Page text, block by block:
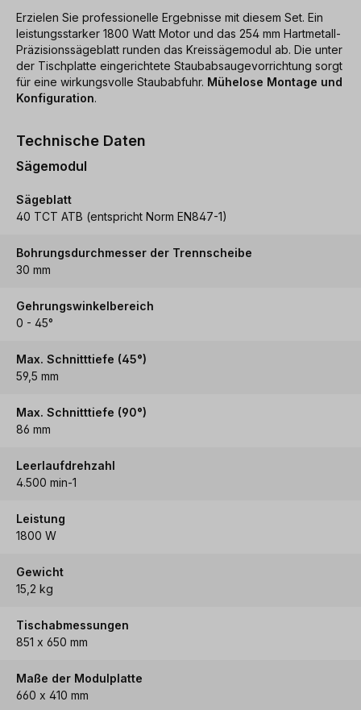
Erzielen Sie professionelle Ergebnisse mit diesem Set. Ein
leistungsstarker 1800 Watt Motor und das 254 mm Hartmetall-
Präzisionssägeblatt runden das Kreissägemodul ab. Die unter
der Tischplatte eingerichtete Staubabsaugevorrichtung sorgt
für eine wirkungsvolle Staubabfuhr. Mühelose Montage und
Konfiguration.
Technische Daten
Sägemodul
Sägeblatt
40 TCT ATB (entspricht Norm EN847-1)
Bohrungsdurchmesser der Trennscheibe
30 mm
Gehrungswinkelbereich
0 - 45°
Max. Schnitttiefe (45°)
59,5 mm
Max. Schnitttiefe (90°)
86 mm
Leerlaufdrehzahl
4.500 min-1
Leistung
1800 W
Gewicht
15,2 kg
Tischabmessungen
851 x 650 mm
Maße der Modulplatte
660 x 410 mm